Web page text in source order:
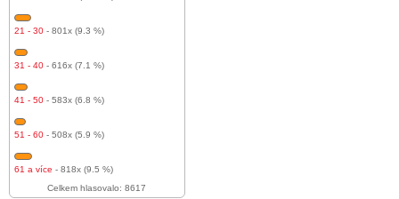
21 - 30 - 801x (9.3 %)
31 - 40 - 616x (7.1 %)
41 - 50 - 583x (6.8 %)
51 - 60 - 508x (5.9 %)
61 a více - 818x (9.5 %)
Celkem hlasovalo: 8617